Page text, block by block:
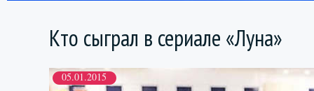
Кто сыграл в сериале «Луна»
05.01.2015